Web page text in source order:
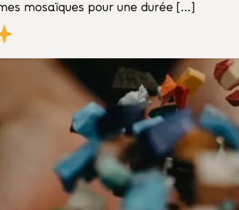
mosaïques pour une durée […]